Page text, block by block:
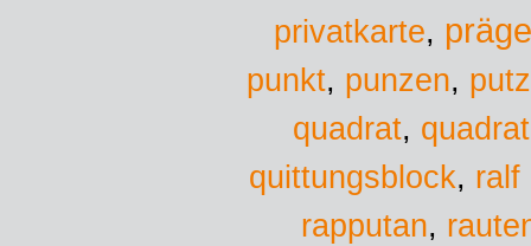
privatkarte,
punkt, punzen,
quadrat,
quittungsblock, ralf
rapputan,